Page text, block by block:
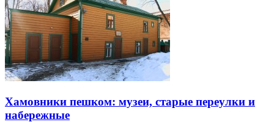
Хамовники пешком: музеи, старые переулки и
набережные